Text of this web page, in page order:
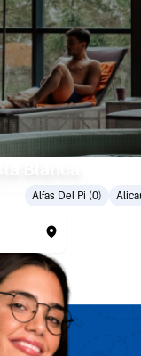
Alfas Del Pi (0)